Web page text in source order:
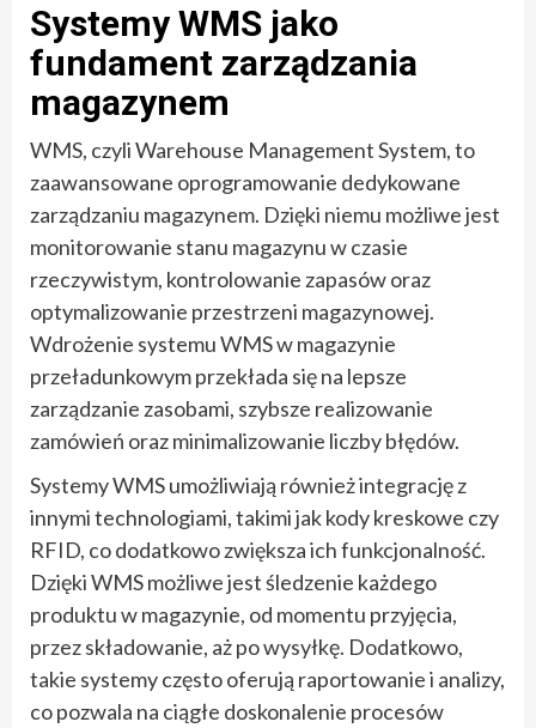
Systemy WMS jako
fundament zarządzania
magazynem
WMS, czyli Warehouse Management System, to
zaawansowane oprogramowanie dedykowane
zarządzaniu magazynem. Dzięki niemu możliwe jest
monitorowanie stanu magazynu w czasie
rzeczywistym, kontrolowanie zapasów oraz
optymalizowanie przestrzeni magazynowej.
Wdrożenie systemu WMS w magazynie
przeładunkowym przekłada się na lepsze
zarządzanie zasobami, szybsze realizowanie
zamówień oraz minimalizowanie liczby błędów.
Systemy WMS umożliwiają również integrację z
innymi technologiami, takimi jak kody kreskowe czy
RFID, co dodatkowo zwiększa ich funkcjonalność.
Dzięki WMS możliwe jest śledzenie każdego
produktu w magazynie, od momentu przyjęcia,
przez składowanie, aż po wysyłkę. Dodatkowo,
takie systemy często oferują raportowanie i analizy,
co pozwala na ciągłe doskonalenie procesów